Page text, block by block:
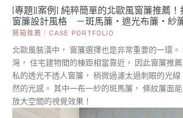
[專題][案例] 純粹簡單的北歐風窗簾推薦
窗簾設計風格 －斑馬簾・遮光布簾・紗
開箱推薦｜CASE PORTFOLIO
北歐風裝潢中， 窗簾選擇也是非常重要的一環。 然而在地狹人稠的台
灣， 住宅建物間的棟距相當靠近， 因此窗簾推
私的透光不透人窗簾， 稍微過濾太過刺眼的光線
然的光感。 其中一布一紗的斑馬簾， 條紋簾面能開闊左右廣度， 帶來
放大空間的視覺效果！